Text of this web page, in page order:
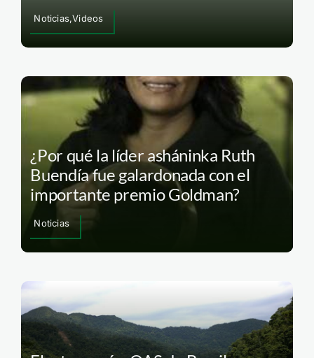
Noticias,Videos
¿Por qué la líder asháninka Ruth
Buendía fue galardonada con el
importante premio Goldman?
Noticias